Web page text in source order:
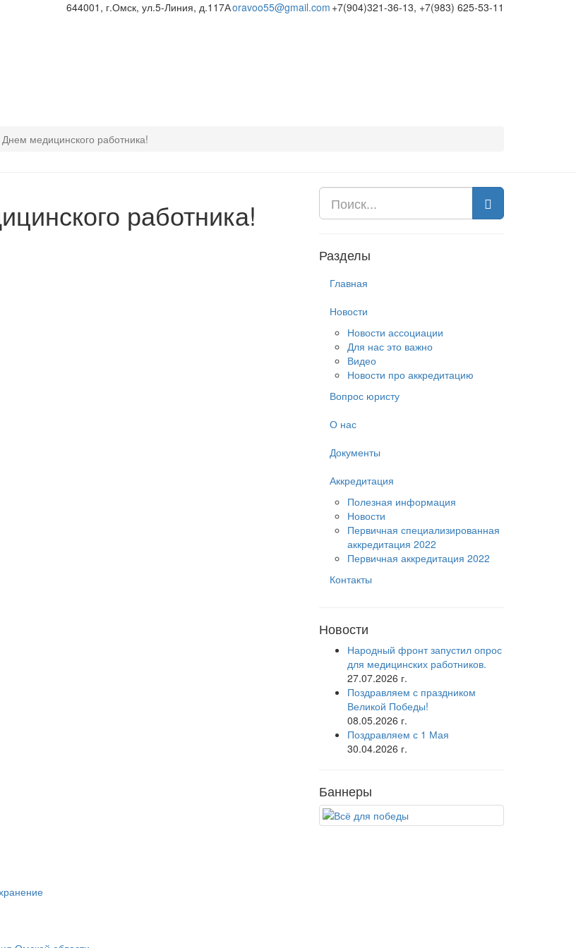
644001, г.Омск, ул.5-Линия, д.117Аoravoo55@gmail.com +7(904)321-36-13, +7(983) 625-53-11
медицинского работника!
работника!
Разделы
Главная
Новости
Новости ассоциации
Для нас это важно
Видео
Новости про аккредитацию
Вопрос юристу
О нас
Документы
Аккредитация
Полезная информация
Новости
Первичная специализированная
аккредитация 2022
Первичная аккредитация 2022
Контакты
Новости
Народный фронт запустил опрос
для медицинских работников.
27.07.2026 г.
Поздравляем с праздником
Великой Победы!
08.05.2026 г.
Поздравляем с 1 Мая
30.04.2026 г.
Баннеры